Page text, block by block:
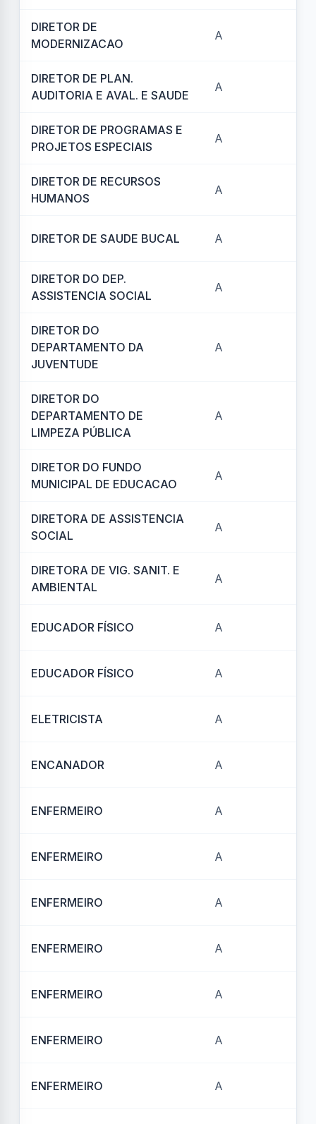
DIRETOR DE
MODERNIZACAO
A
DIRETOR DE PLAN.
AUDITORIA E AVAL. E SAUDE
A
DIRETOR DE PROGRAMAS E
PROJETOS ESPECIAIS
A
DIRETOR DE RECURSOS
HUMANOS
A
DIRETOR DE SAUDE BUCAL A
DIRETOR DO DEP.
ASSISTENCIA SOCIAL
A
DIRETOR DO
DEPARTAMENTO DA
JUVENTUDE
A
DIRETOR DO
DEPARTAMENTO DE
LIMPEZA PÚBLICA
A
DIRETOR DO FUNDO
MUNICIPAL DE EDUCACAO
A
DIRETORA DE ASSISTENCIA
SOCIAL
A
DIRETORA DE VIG. SANIT. E
AMBIENTAL
A
EDUCADOR FÍSICO A
EDUCADOR FÍSICO A
ELETRICISTA A
ENCANADOR A
ENFERMEIRO A
ENFERMEIRO A
ENFERMEIRO A
ENFERMEIRO A
ENFERMEIRO A
ENFERMEIRO A
ENFERMEIRO A